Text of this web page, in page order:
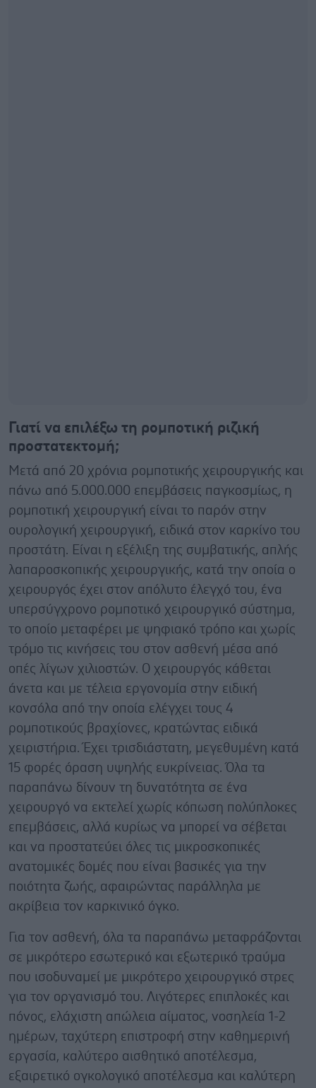
Γιατί να επιλέξω τη ρομποτική ριζική
προστατεκτομή;
Μετά από 20 χρόνια ρομποτικής χειρουργικής και
πάνω από 5.000.000 επεμβάσεις παγκοσμίως, η
ρομποτική χειρουργική είναι το παρόν στην
ουρολογική χειρουργική, ειδικά στον καρκίνο του
προστάτη. Είναι η εξέλιξη της συμβατικής, απλής
λαπαροσκοπικής χειρουργικής, κατά την οποία ο
χειρουργός έχει στον απόλυτο έλεγχό του, ένα
υπερσύγχρονο ρομποτικό χειρουργικό σύστημα,
το οποίο μεταφέρει με ψηφιακό τρόπο και χωρίς
τρόμο τις κινήσεις του στον ασθενή μέσα από
οπές λίγων χιλιοστών. Ο χειρουργός κάθεται
άνετα και με τέλεια εργονομία στην ειδική
κονσόλα από την οποία ελέγχει τους 4
ρομποτικούς βραχίονες, κρατώντας ειδικά
χειριστήρια. Έχει τρισδιάστατη, μεγεθυμένη κατά
15 φορές όραση υψηλής ευκρίνειας. Όλα τα
παραπάνω δίνουν τη δυνατότητα σε ένα
χειρουργό να εκτελεί χωρίς κόπωση πολύπλοκες
επεμβάσεις, αλλά κυρίως να μπορεί να σέβεται
και να προστατεύει όλες τις μικροσκοπικές
ανατομικές δομές που είναι βασικές για την
ποιότητα ζωής, αφαιρώντας παράλληλα με
ακρίβεια τον καρκινικό όγκο.
Για τον ασθενή, όλα τα παραπάνω μεταφράζονται
σε μικρότερο εσωτερικό και εξωτερικό τραύμα
που ισοδυναμεί με μικρότερο χειρουργικό στρες
για τον οργανισμό του. Λιγότερες επιπλοκές και
πόνος, ελάχιστη απώλεια αίματος, νοσηλεία 1-2
ημέρων, ταχύτερη επιστροφή στην καθημερινή
εργασία, καλύτερο αισθητικό αποτέλεσμα,
εξαιρετικό ογκολογικό αποτέλεσμα και καλύτερη